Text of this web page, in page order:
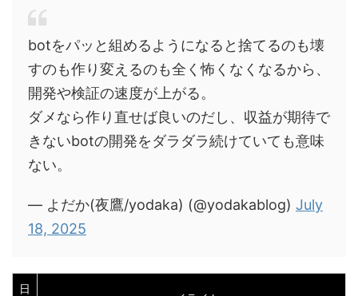
botをパッと組めるようになると捨てるのも壊
すのも作り変えるのも全く怖くなくなるから、
開発や検証の速度が上がる。
ダメなら作り直せば良いのだし、収益が期待で
きないbotの開発をダラダラ続けていても意味
ない。
— よだか(夜鷹/yodaka) (@yodakablog) July
18, 2025
日